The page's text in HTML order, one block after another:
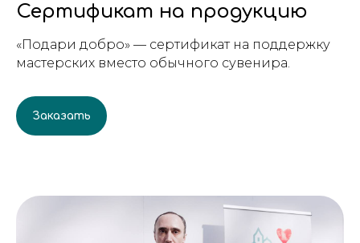
Сертификат на продукцию
«Подари добро» — сертификат на поддержку
мастерских вместо обычного сувенира.
Заказать